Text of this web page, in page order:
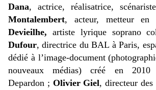
Dana, actrice, réalisatrice,
Montalembert, acteur, metteur en
Devieilhe, artiste lyrique soprano
Dufour, directrice du BAL à Paris,
dédié à l’image-document
nouveaux médias) créé en 2010
Depardon ; Olivier Giel, directeur